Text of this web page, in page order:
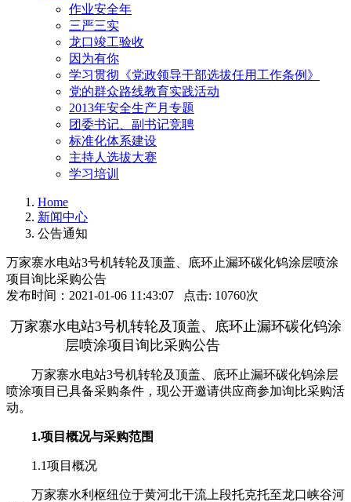
作业安全年
三严三实
龙口竣工验收
因为有你
学习贯彻《党政领导干部选拔任用工作条例》
党的群众路线教育实践活动
2013年安全生产月专题
团委书记、副书记竞聘
标准化体系建设
主持人选拔大赛
学习培训
Home
新闻中心
公告通知
万家寨水电站3号机转轮及顶盖、底环止漏环碳化钨涂层喷涂
项目询比采购公告
发布时间：2021-01-06 11:43:07 点击: 10760次
万家寨水电站3号机转轮及顶盖、底环止漏环碳化钨涂
层喷涂项目询比采购公告
万家寨水电站3号机转轮及顶盖、底环止漏环碳化钨涂层
喷涂项目已具备采购条件，现公开邀请供应商参加询比采购活
动。
1.项目概况与采购范围
1.1项目概况
万家寨水利枢纽位于黄河北干流上段托克托至龙口峡谷河